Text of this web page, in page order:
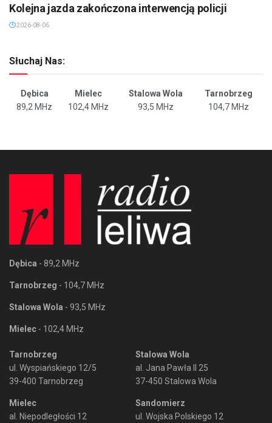
Kolejna jazda zakończona interwencją policji
2026-08-06
Słuchaj Nas:
Dębica Mielec Stalowa Wola
Tarnobrzeg
89,2 MHz
102,4 MHz 93,5 MHz 104,7 MHz
Dębica - 89,2 MHz
Tarnobrzeg - 104,7 MHz
Stalowa Wola - 93,5 MHz
Mielec - 102,4 MHz
Tarnobrzeg
ul. Wyspiańskiego 12/5
39-400 Tarnobrzeg
Mielec
al. Niepodległości 12
Stalowa Wola
al. Jana Pawła II 25
37-450 Stalowa Wola
Sandomierz
ul. Wojska Polskiego 12